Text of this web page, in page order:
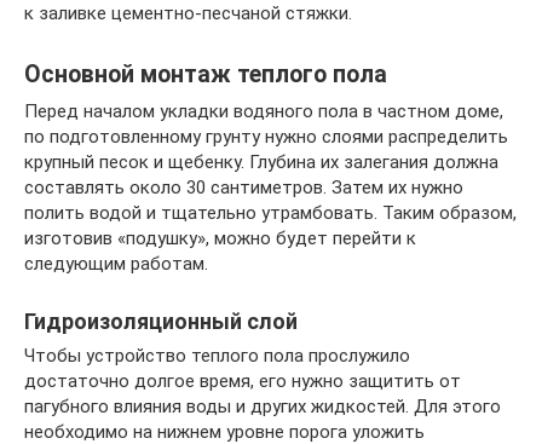
к заливке цементно-песчаной стяжки.
Основной монтаж теплого пола
Перед началом укладки водяного пола в частном доме,
по подготовленному грунту нужно слоями распределить
крупный песок и щебенку. Глубина их залегания должна
составлять около 30 сантиметров. Затем их нужно
полить водой и тщательно утрамбовать. Таким образом,
изготовив «подушку», можно будет перейти к
следующим работам.
Гидроизоляционный слой
Чтобы устройство теплого пола прослужило
достаточно долгое время, его нужно защитить от
пагубного влияния воды и других жидкостей. Для этого
необходимо на нижнем уровне порога уложить